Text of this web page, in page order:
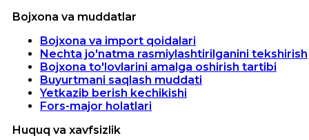
Bojxona va muddatlar
Bojxona va import qoidalari
Nechta jo'natma rasmiylashtirilganini tekshirish
Bojxona to'lovlarini amalga oshirish tartibi
Buyurtmani saqlash muddati
Yetkazib berish kechikishi
Fors-major holatlari
Huquq va xavfsizlik